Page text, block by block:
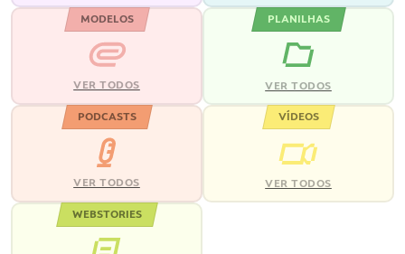
MODELOS
VER TODOS
PLANILHAS
VER TODOS
PODCASTS
VER TODOS
VÍDEOS
VER TODOS
WEBSTORIES